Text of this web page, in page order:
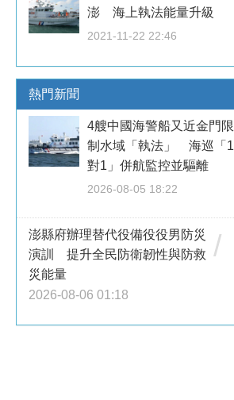
澎 海上執法能量升級
2021-11-22 22:46
熱門新聞
4艘中國海警船又近金門限
制水域「執法」 海巡「1
對1」併航監控並驅離
2026-08-05 18:22
澎縣府辦理替代役備役役男防災
演訓 提升全民防衛韌性與防救
災能量
2026-08-06 01:18
/